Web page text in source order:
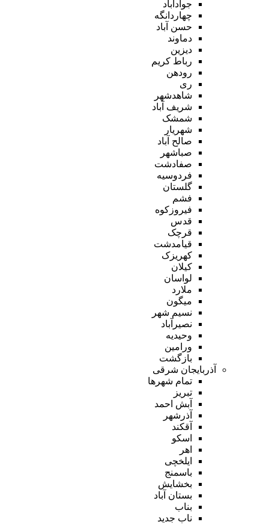
جوادآباد
چهاردانگه
حسن آباد
دماوند
دیزین
رباط کریم
رودهن
ری
شاهدشهر
شریف آباد
شمشک
شهریار
صالح آباد
صباشهر
صفادشت
فردوسیه
گلستان
فشم
فیروزکوه
قدس
قرچک
قیامدشت
کهریزک
کیلان
لواسان
ملارد
میگون
نسیم شهر
نصیرآباد
وحیدیه
ورامین
بازگشت
آذربایجان شرقی
تمام شهر‌ها
تبریز
آبش احمد
آذرشهر
آقکند
اسکو
اهر
ایلخچی
باسمنج
بخشایش
بستان آباد
بناب
ناب جدید